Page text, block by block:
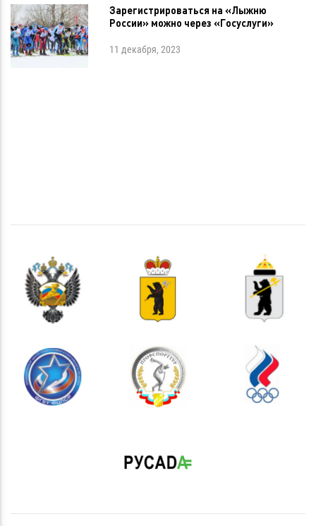
Зарегистрироваться на «Лыжню
России» можно через «Госуслуги»
11 декабря, 2023